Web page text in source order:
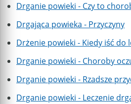
Drganie powieki - Czy to
Drgająca powieka - Przyczyny
Drżenie powieki - Kiedy iść do
Drganie powieki - Choroby
Drganie powieki - Rzadsze
Drganie powieki - Leczenie